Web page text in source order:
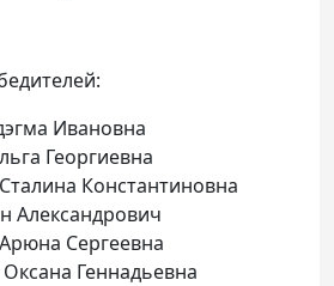
Ивановна
Георгиевна
Константиновна
Александрович
Сергеевна
Геннадьевна